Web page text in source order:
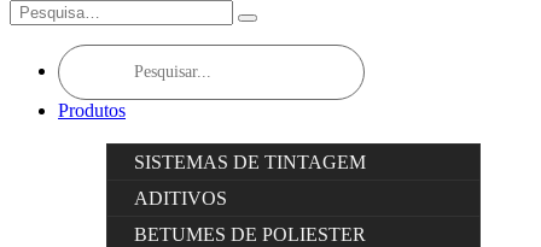
Products
search
Produtos
SISTEMAS DE TINTAGEM
ADITIVOS
BETUMES DE POLIESTER